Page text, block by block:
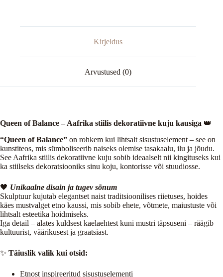
Kirjeldus
Arvustused (0)
Queen of Balance – Aafrika stiilis dekoratiivne kuju kausiga 👑
“Queen of Balance” on rohkem kui lihtsalt sisustuselement – see on
kunstiteos, mis sümboliseerib naiseks olemise tasakaalu, ilu ja jõudu.
See Aafrika stiilis dekoratiivne kuju sobib ideaalselt nii kingituseks kui
ka stiilseks dekoratsiooniks sinu koju, kontorisse või stuudiosse.
🖤 Unikaalne disain ja tugev sõnum
Skulptuur kujutab elegantset naist traditsioonilises riietuses, hoides
käes mustvalget etno kaussi, mis sobib ehete, võtmete, maiustuste või
lihtsalt esteetika hoidmiseks.
Iga detail – alates kuldsest kaelaehtest kuni mustri täpsuseni – räägib
kultuurist, väärikusest ja graatsiast.
✨ Täiuslik valik kui otsid:
Etnost inspireeritud sisustuselementi